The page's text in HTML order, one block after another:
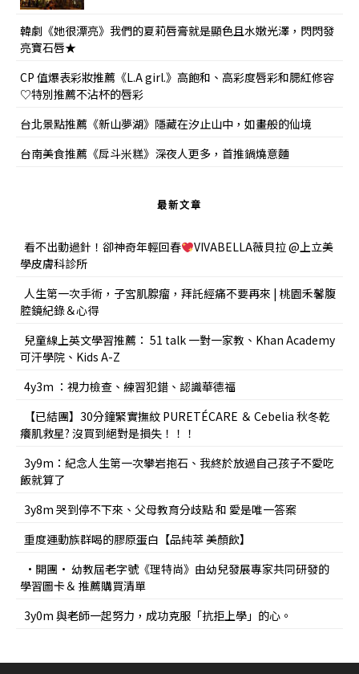
韓劇《她很漂亮》我們的夏莉唇膏就是顯色且水嫩光澤，閃閃發
亮寶石唇★
CP 值爆表彩妝推薦《L.A girl.》高飽和、高彩度唇彩和腮紅修容
♡特別推薦不沾杯的唇彩
台北景點推薦《新山夢湖》隱藏在汐止山中，如畫般的仙境
台南美食推薦《戽斗米糕》深夜人更多，首推鍋燒意麵
最新文章
看不出動過針！卻神奇年輕回春
VIVABELLA薇貝拉 @上立美
學皮膚科診所
人生第一次手術，子宮肌腺瘤，拜託經痛不要再來 | 桃園禾馨腹
腔鏡紀錄＆心得
兒童線上英文學習推薦： 51 talk 一對一家教、Khan Academy
可汗學院、Kids A-Z
4y3m ：視力檢查、練習犯錯、認識華德福
【已結團】30分鐘緊實撫紋 PURETÉCARE ＆ Cebelia 秋冬乾
癢肌救星? 沒買到絕對是損失！！！
3y9m：紀念人生第一次攀岩抱石、我終於放過自己孩子不愛吃
飯就算了
3y8m 哭到停不下來、父母教育分歧點 和 愛是唯一答案
重度運動族群喝的膠原蛋白【品純萃 美顏飲】
•開團• 幼教屆老字號《理特尚》由幼兒發展專家共同研發的
學習圖卡＆ 推薦購買清單
3y0m 與老師一起努力，成功克服「抗拒上學」的心。